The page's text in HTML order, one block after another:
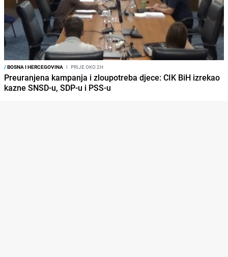
/BOSNA I HERCEGOVINA I PRIJE OKO 2H
Preuranjena kampanja i zloupotreba djece: CIK BiH izrekao
kazne SNSD-u, SDP-u i PSS-u